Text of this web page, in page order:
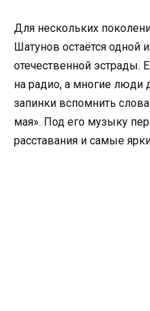
Для нескольких
Шатунов остаётся одной
отечественной эстрады.
на радио, а многие люди
запинки вспомнить
мая». Под его музыку
расставания и самые